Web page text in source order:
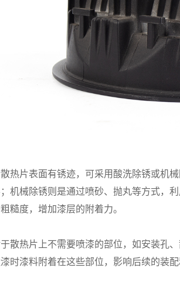
散热片表面有锈迹，可采用酸洗除锈或机
机械除锈则是通过喷砂、抛丸等方式，
糙度，增加漆层的附着力。
于散热片上不需要喷漆的部位，如安装孔
时漆料附着在这些部位，影响后续的装配